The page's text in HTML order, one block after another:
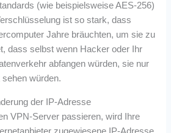
(wie beispielsweise AES-256)
ist so stark, dass
Jahre bräuchten, um sie zu
dass selbst wenn Hacker oder Ihr
abfangen würden, sie nur
würden.
der IP-Adresse
VPN-Server passieren, wird Ihre
zugewiesene IP-Adresse